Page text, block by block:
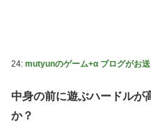
24: mutyunのゲーム+α ブログがお送
中身の前に遊ぶハードルが
か？